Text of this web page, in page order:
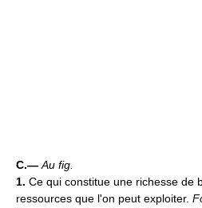
C.—Au fig.
1. Ce qui constitue une richesse de
ressources que l'on peut exploiter.